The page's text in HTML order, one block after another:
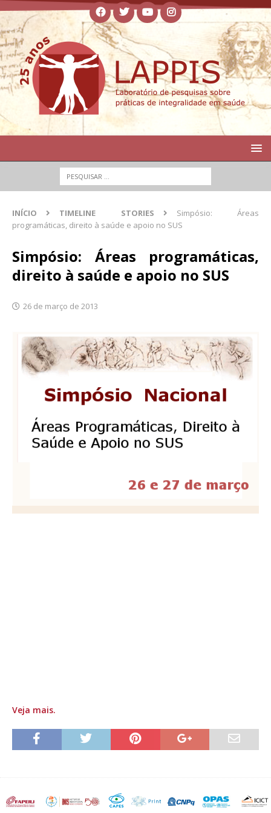
INÍCIO TIMELINE STORIES
Simpósio: Áreas
programáticas, direito à saúde e apoio no SUS
Simpósio: Áreas programáticas,
direito à saúde e apoio no SUS
26 de março de 2013
Veja mais.